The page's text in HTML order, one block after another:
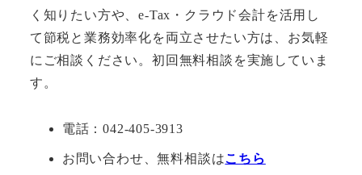
く知りたい方や、e-Tax・クラウド会計を活用し
て節税と業務効率化を両立させたい方は、お気軽
にご相談ください。初回無料相談を実施していま
す。
電話：042-405-3913
お問い合わせ、無料相談はこちら